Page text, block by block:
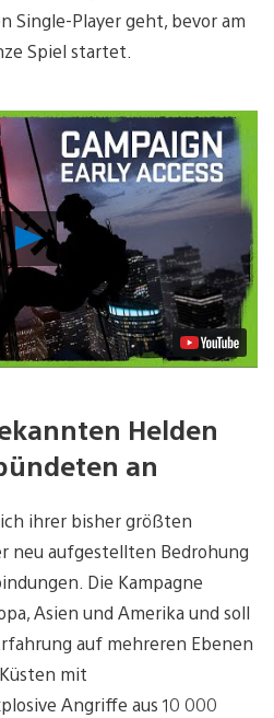
Single-Player geht, bevor am
Spiel startet.
Video
abspielen
Helden
an
ihrer bisher größten
neu aufgestellten Bedrohung
Die Kampagne
Asien und Amerika und soll
auf mehreren Ebenen
mit
Angriffe aus 10 000